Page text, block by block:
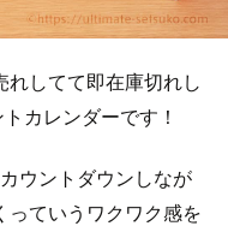
してて即在庫切れし
カレンダーです！
ウントダウンしなが
っていうワクワク感を